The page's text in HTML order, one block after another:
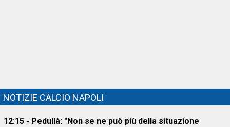
NOTIZIE CALCIO NAPOLI
12:15 - Pedullà: "Non se ne può più della situazione